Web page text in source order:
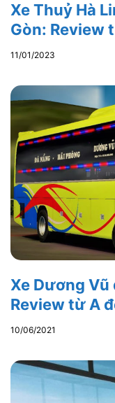
Xe Thuỷ Hà
Gòn: Review
11/01/2023
Xe Dương Vũ
Review từ A
10/06/2021